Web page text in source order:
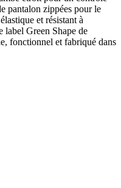
pantalon zippées pour le
et résistant à
label Green Shape de
fonctionnel et fabriqué dans